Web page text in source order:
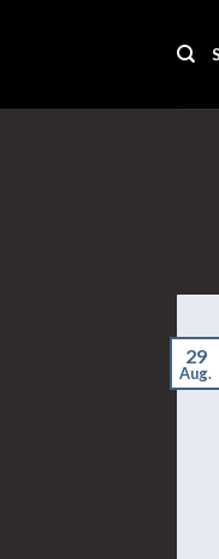
29
Aug.